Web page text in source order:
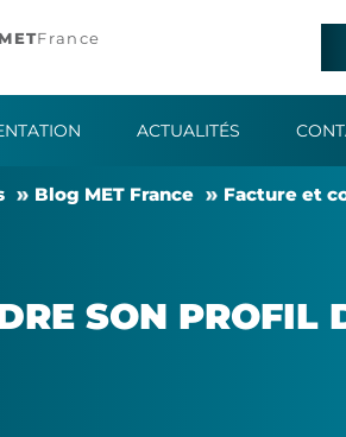
METFrance
ACTUALITÉS
Blog MET France Fac­ture et
SON PRO­FIL